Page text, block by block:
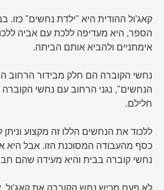
קאג'ול ההודית היא "ילדת נחשים" כזו.
הספר, היא מעדיפה ללכת עם אביה
אימתניים ולהביא אותם הביתה.
נחשי הקוברה הם חלק מבידור הרחוב
הנחשים", נגני הרחוב עם נחשי הקוברה
חלילם.
ללכוד את הנחשים הללו זה מקצוע וניתן
נחשי קוברה בבית והיא מעידה שהם
לא פעם מכיש נחש הקוברה את קאג'ול.